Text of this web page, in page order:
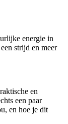
energie in
strijd en meer
en
een paar
en hoe je dit